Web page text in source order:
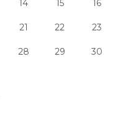
14 15 16
21 22 23
28 29 30